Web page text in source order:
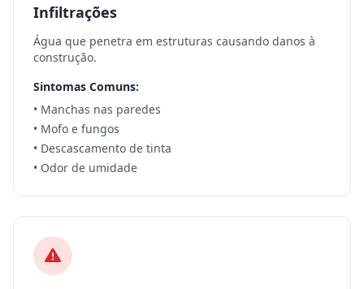
Infiltrações
Água que penetra em estruturas causando danos à
construção.
Sintomas Comuns:
• Manchas nas paredes
• Mofo e fungos
• Descascamento de tinta
• Odor de umidade